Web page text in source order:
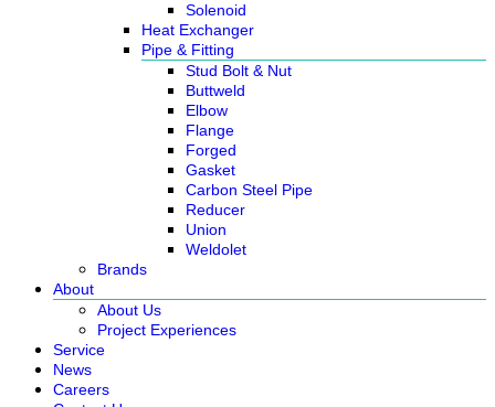
Solenoid
Heat Exchanger
Pipe & Fitting
Stud Bolt & Nut
Buttweld
Elbow
Flange
Forged
Gasket
Carbon Steel Pipe
Reducer
Union
Weldolet
Brands
About
About Us
Project Experiences
Service
News
Careers